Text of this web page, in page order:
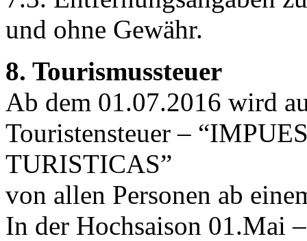
und ohne Gewähr.
8. Tourismussteuer
Ab dem 01.07.2016 wird
Touristensteuer –
TURISTICAS”
von allen Personen ab
In der Hochsaison 01.Mai